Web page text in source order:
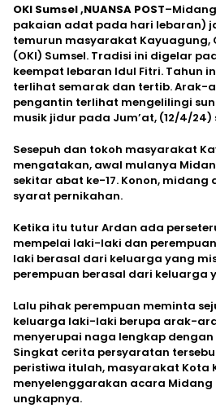
OKI Sumsel ,NUANSA POST
pakaian adat pada hari lebaran)
temurun masyarakat Kayuagung,
(OKI) Sumsel. Tradisi ini digelar
keempat lebaran Idul Fitri. Tahun
terlihat semarak dan tertib. Arak-
pengantin terlihat mengelilingi
musik jidur pada Jum’at, (12/4/24)
Sesepuh dan tokoh masyarakat
mengatakan, awal mulanya
sekitar abat ke-17. Konon,
syarat pernikahan.
Ketika itu tutur Ardan ada
mempelai laki-laki dan
laki berasal dari keluarga yang
perempuan berasal dari keluarga
Lalu pihak perempuan meminta
keluarga laki-laki berupa arak-
menyerupai naga lengkap
Singkat cerita persyaratan
peristiwa itulah, masyarakat Kota
menyelenggarakan acara Midang
ungkapnya.